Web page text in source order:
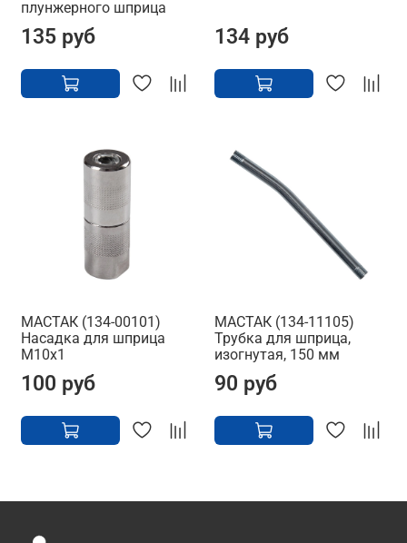
плунжерного шприца
135 руб 134 руб
МАСТАК (134-00101)
Насадка для шприца
М10х1
100 руб
МАСТАК (134-11105)
Трубка для шприца,
изогнутая, 150 мм
90 руб